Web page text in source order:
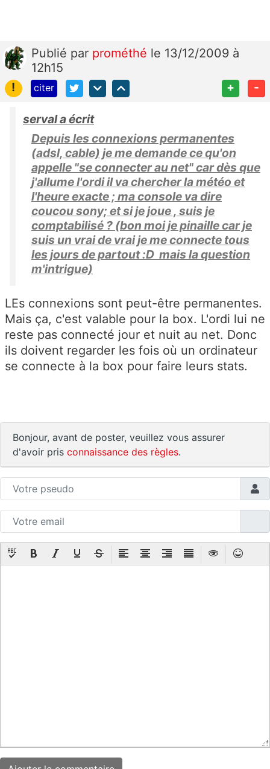
Publié par prométhé le 13/12/2009 à
12h15
!
citer + -
serval a écrit
Depuis les connexions permanentes
(adsl, cable) je me demande ce qu'on
appelle "se connecter au net" car dès que
j'allume l'ordi il va chercher la météo et
l'heure exacte ; ma console va dire
coucou sony; et si je joue , suis je
comptabilisé ? (bon moi je pinaille car je
suis un vrai de vrai je me connecte tous
les jours de partout :D mais la question
m'intrigue)
LEs connexions sont peut-être permanentes.
Mais ça, c'est valable pour la box. L'ordi lui ne
reste pas connecté jour et nuit au net. Donc
ils doivent regarder les fois où un ordinateur
se connecte à la box pour faire leurs stats.
Bonjour, avant de poster, veuillez vous assurer
d'avoir pris connaissance des règles.